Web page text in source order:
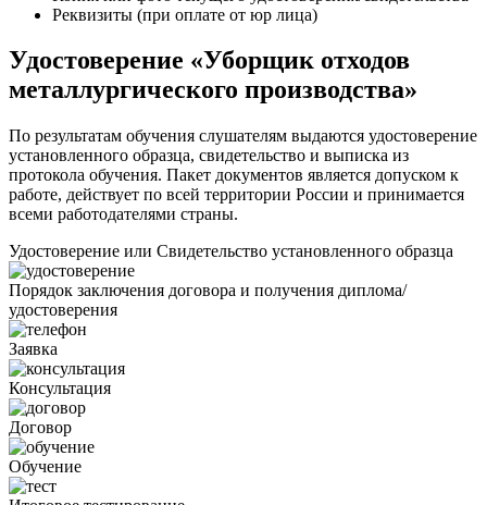
Реквизиты (при оплате от юр лица)
Удостоверение «Уборщик отходов
металлургического производства»
По результатам обучения слушателям выдаются удостоверение
установленного образца, свидетельство и выписка из
протокола обучения. Пакет документов является допуском к
работе, действует по всей территории России и принимается
всеми работодателями страны.
Удостоверение или Свидетельство установленного образца
Порядок заключения договора и получения диплома/
удостоверения
Заявка
Консультация
Договор
Обучение